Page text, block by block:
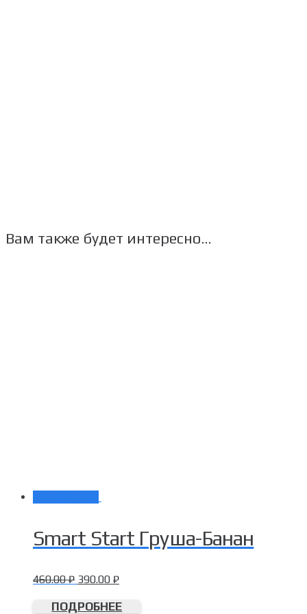
Вам также будет интересно…
Smart Start Груша-Банан
460.00₽ 390.00 ₽
ПОДРОБНЕЕ